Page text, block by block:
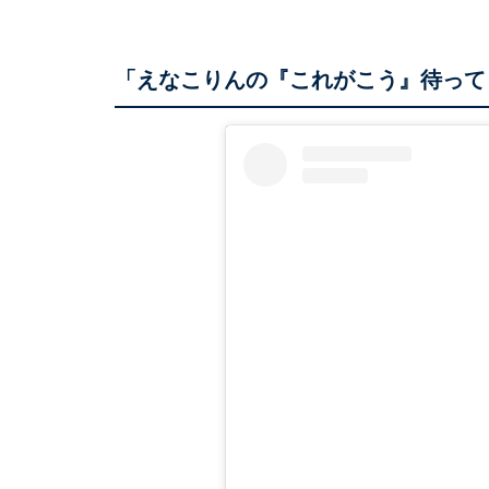
「えなこりんの『これがこう』待っ